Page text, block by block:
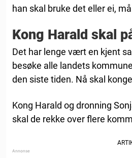
han skal bruke det eller ei,
Kong Harald skal
Det har lenge vært en kjent
besøke alle landets
den siste tiden. Nå skal
Kong Harald og dronning
skal de rekke over flere